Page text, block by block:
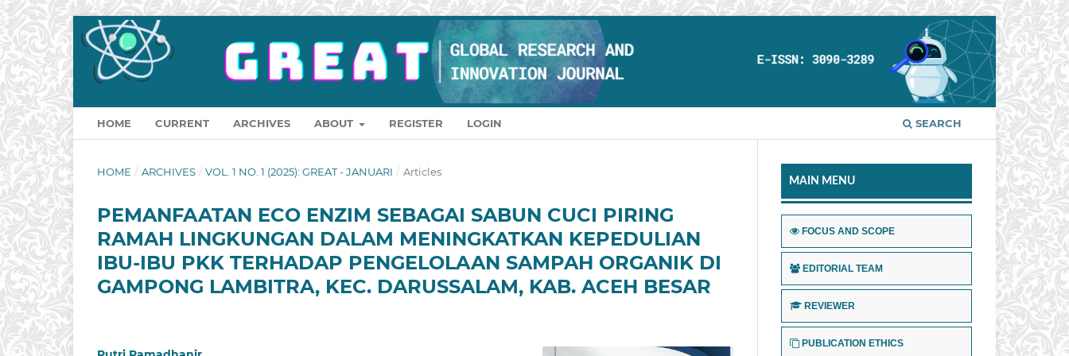
HOME CURRENT ARCHIVES ABOUT REGISTER LOGIN SEARCH
HOME / ARCHIVES / VOL. 1 NO. 1 (2025): GREAT - JANUARI / Articles
PEMANFAATAN ECO ENZIM SEBAGAI SABUN CUCI PIRING
RAMAH LINGKUNGAN DALAM MENINGKATKAN KEPEDULIAN
IBU-IBU PKK TERHADAP PENGELOLAAN SAMPAH ORGANIK DI
GAMPONG LAMBITRA, KEC. DARUSSALAM, KAB. ACEH BESAR
MAIN MENU
FOCUS AND SCOPE
EDITORIAL TEAM
REVIEWER
PUBLICATION ETHICS